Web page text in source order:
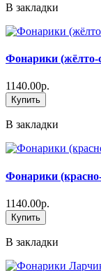
В закладки
Фонарики (жёлто-
1140.00р.
Купить
В закладки
Фонарики
1140.00р.
Купить
В закладки